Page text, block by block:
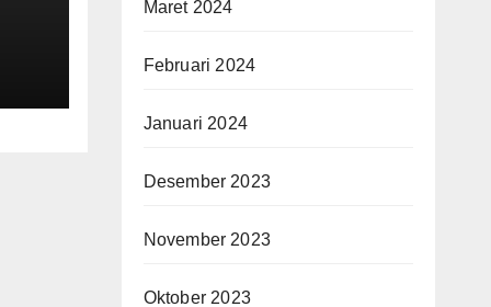
Maret 2024
Februari 2024
Januari 2024
Desember 2023
November 2023
Oktober 2023